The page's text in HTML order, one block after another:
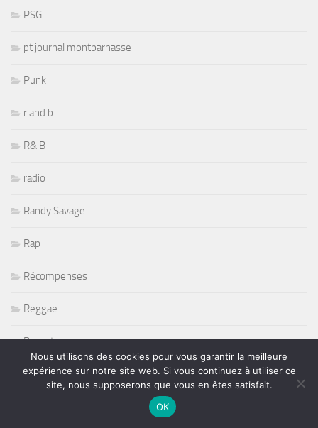
PSG
pt journal montparnasse
Punk
r and b
R& B
radio
Randy Savage
Rap
Récompenses
Reggae
Reportages
Restaurant
Nous utilisons des cookies pour vous garantir la meilleure
expérience sur notre site web. Si vous continuez à utiliser ce
site, nous supposerons que vous en êtes satisfait.
OK